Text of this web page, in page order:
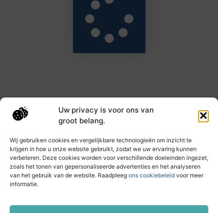
Uw privacy is voor ons van
groot belang.
Wij gebruiken cookies en vergelijkbare technologieën om inzicht te
krijgen in hoe u onze website gebruikt, zodat we uw ervaring kunnen
verbeteren. Deze cookies worden voor verschillende doeleinden ingezet,
zoals het tonen van gepersonaliseerde advertenties en het analyseren
van het gebruik van de website. Raadpleeg ons cookiebeleid voor meer
informatie.
Main Links
Dagelijks nieuwe inzichten op taec.nl
Artikelen vol kennis, inspiratie en praktische tips die